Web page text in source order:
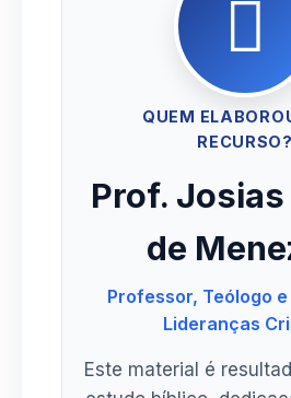
QUEM
RECURSO?
Prof.
de
Professor, Teólogo
Lideranças
Este material é